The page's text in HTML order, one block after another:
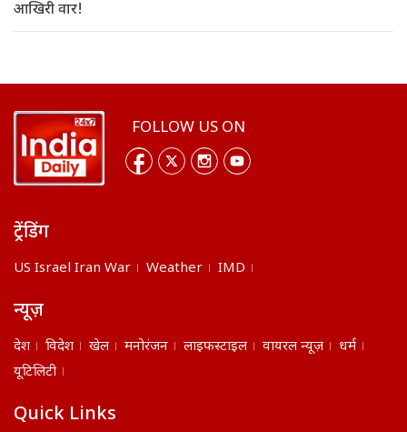
आखिरी वार!
FOLLOW US ON
ट्रेंडिंग
US Israel Iran War Weather IMD
न्यूज़
देश विदेश खेल मनोरंजन लाइफस्टाइल वायरल न्यूज़
धर्म
यूटिलिटी
Quick Links